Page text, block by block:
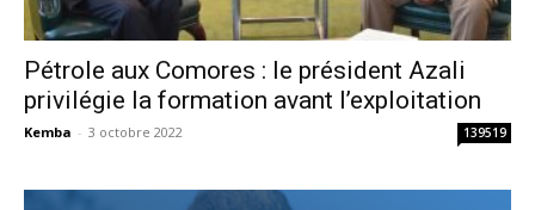
Pétrole aux Comores : le président Azali
privilégie la formation avant l’exploitation
Kemba - 3 octobre 2022 139519